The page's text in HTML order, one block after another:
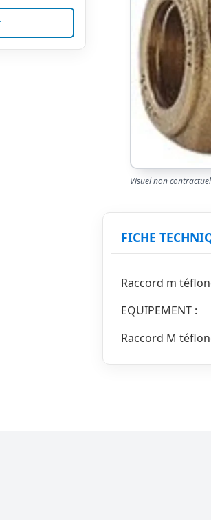
Visuel non contractuel
FICHE
Raccord m
EQUIPEMENT :
Raccord M